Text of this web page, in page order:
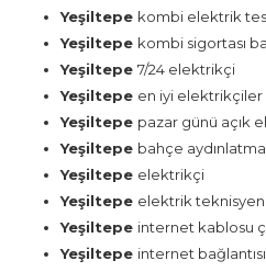
Yeşiltepe kombi elektrik
Yeşiltepe kombi sigortası
Yeşiltepe 7/24 elektrikçi
Yeşiltepe en iyi elektrikçiler
Yeşiltepe pazar günü açık
Yeşiltepe bahçe aydınlatma
Yeşiltepe elektrikçi
Yeşiltepe elektrik
Yeşiltepe internet kablosu
Yeşiltepe internet bağlantısı